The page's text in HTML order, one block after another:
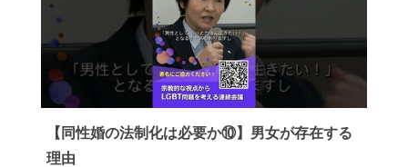
【同性婚の法制化は必要か⑩】男女が存在する
理由